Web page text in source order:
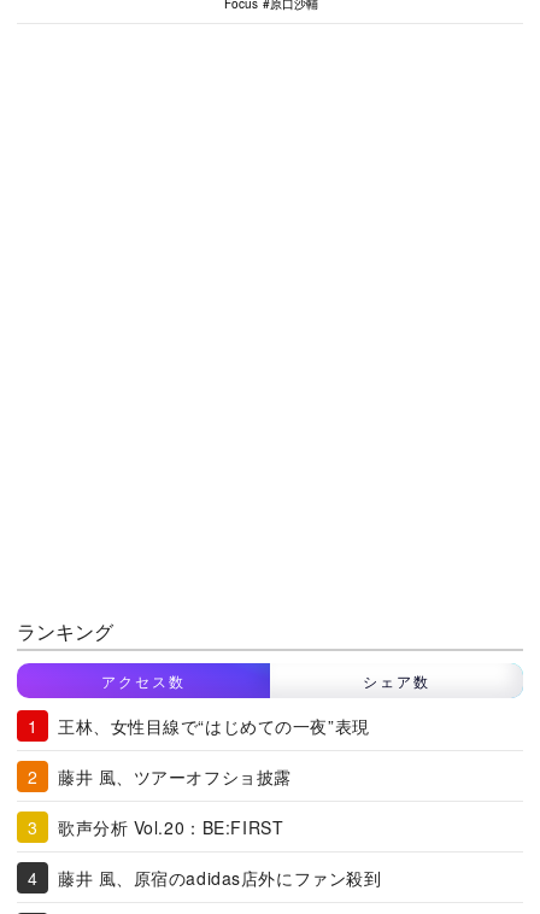
Focus
原口沙輔
ランキング
アクセス数 シェア数
王林、女性目線で“はじめての一夜”表現
藤井 風、ツアーオフショ披露
歌声分析 Vol.20：BE:FIRST
藤井 風、原宿のadidas店外にファン殺到